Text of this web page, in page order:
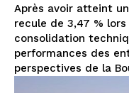
Après avoir atteint
recule de 3,47 %
consolidation
performances des
perspectives de la